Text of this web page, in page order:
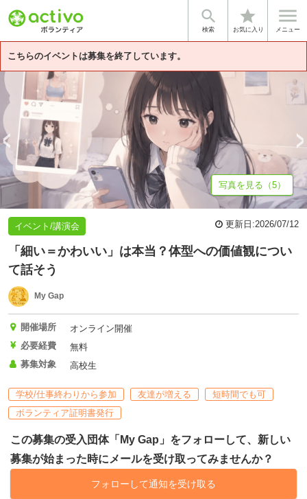

検索
star
お気に入り

メニュー
こちらのイベントは募集を終了しています。
基本情報 募集詳細 団体情報
写真を見る（5）
イベント/講演会 更新日:2026/07/12
「細い＝かわいい」は本当？体型への価値観につい
て話そう
My Gap
開催場所
オンライン開催
必要経費
無料
募集対象
高校生
学校/仕事終わりから参加 友達が増える
短時間でも可
ボランティア証明書発行
この募集の受入団体「My Gap」をフォローして、新しい
募集が始まった時にメールを受け取ってみませんか？
フォローして通知を受け取る